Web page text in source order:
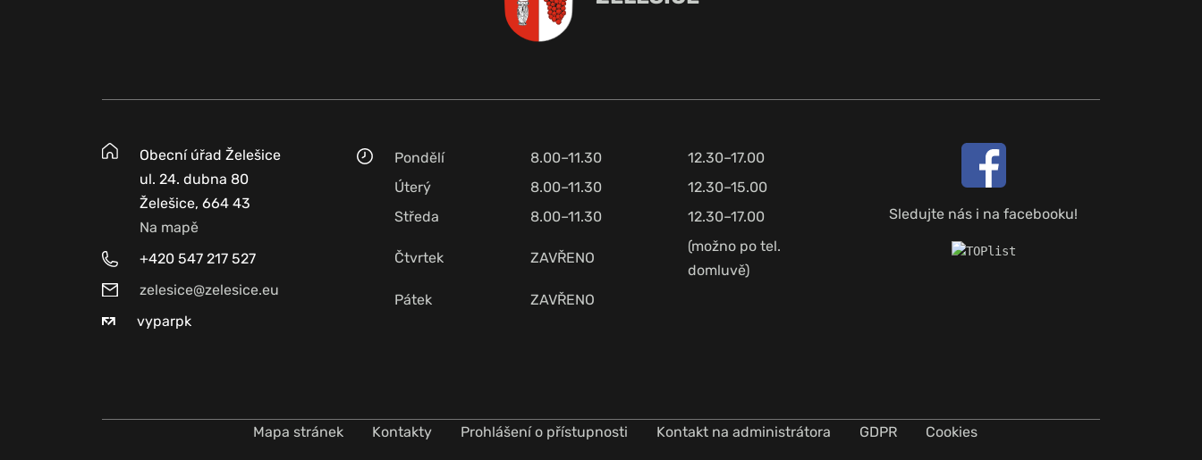
Obecní úřad Želešice
ul. 24. dubna 80
Želešice, 664 43
Na mapě
+420 547 217 527
zelesice@zelesice.eu
vyparpk
Pondělí 8.00–11.30
12.30–17.00
Úterý
8.00–11.30
12.30–15.00
Středa
8.00–11.30 12.30–17.00
Čtvrtek ZAVŘENO
(možno po tel.
domluvě)
Pátek
ZAVŘENO
Sledujte nás i na facebooku!
Mapa stránek Kontakty Prohlášení o přístupnosti Kontakt na administrátora GDPR Cookies